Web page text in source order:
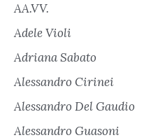
AA.VV.
Adele Violi
Adriana Sabato
Alessandro Cirinei
Alessandro Del Gaudio
Alessandro Guasoni